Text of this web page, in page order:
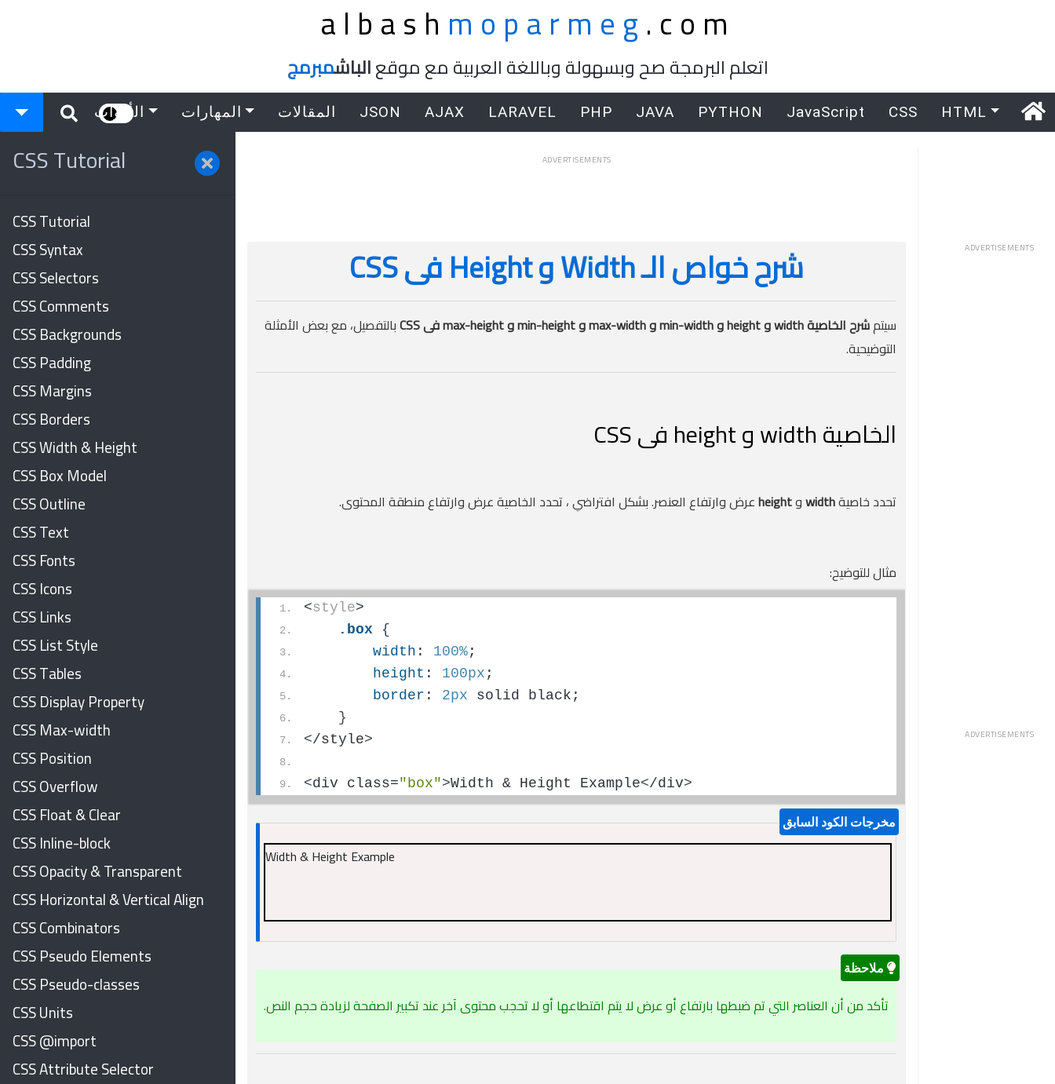
albash moparmeg.com
اتعلم البرمجة صح وبسهولة وباللغة العربية مع موقعالباشمبرمج
HTML
CSS
JavaScript
PYTHON
JAVA
PHP
LARAVEL
AJAX
JSON المقالات المهارات الأدوات
CSS Tutorial
CSS Tutorial
CSS Syntax
CSS Selectors
CSS Comments
CSS Backgrounds
CSS Padding
CSS Margins
CSS Borders
CSS Width & Height
CSS Box Model
CSS Outline
CSS Text
CSS Fonts
CSS Icons
CSS Links
CSS List Style
CSS Tables
CSS Display Property
CSS Max-width
CSS Position
CSS Overflow
CSS Float & Clear
CSS Inline-block
CSS Opacity & Transparent
CSS Horizontal & Vertical Align
CSS Combinators
CSS Pseudo Elements
CSS Pseudo-classes
CSS Units
CSS @import
CSS Attribute Selector
ADVERTISEMENTS
ADVERTISEMENTS
ADVERTISEMENTS
شرح خواص الـ Width و Height فى CSS
سيتمشرح الخاصية width و height و min-width و max-width و min-height و max-height فى CSS
بالتفصيل، مع بعض الأمثلة
التوضيحية.
الخاصية width و height فى CSS
تحدد خاصيةwidthوheightعرض وارتفاع العنصر. بشكل افتراضي ، تحدد الخاصية عرض وارتفاع منطقة المحتوى.
مثال للتوضيح:
<style>
.box
{
width : 100%;
height : 100px;
border : 2px solid black;
}
</style>
<div class="box">Width & Height Example</div>
Width & Height Example
تأكد من أن العناصر التي تم ضبطها بارتفاع أو عرض لا يتم اقتطاعها أو لا تحجب محتوى آخر عند تكبير الصفحة لزيادة حجم النص.